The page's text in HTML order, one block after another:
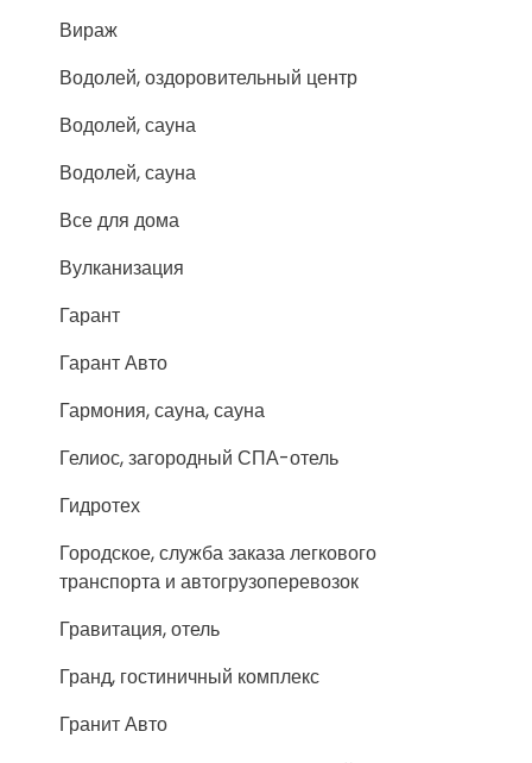
Вираж
Водолей, оздоровительный центр
Водолей, сауна
Водолей, сауна
Все для дома
Вулканизация
Гарант
Гарант Авто
Гармония, сауна, сауна
Гелиос, загородный СПА-отель
Гидротех
Городское, служба заказа легкового
транспорта и автогрузоперевозок
Гравитация, отель
Гранд, гостиничный комплекс
Гранит Авто